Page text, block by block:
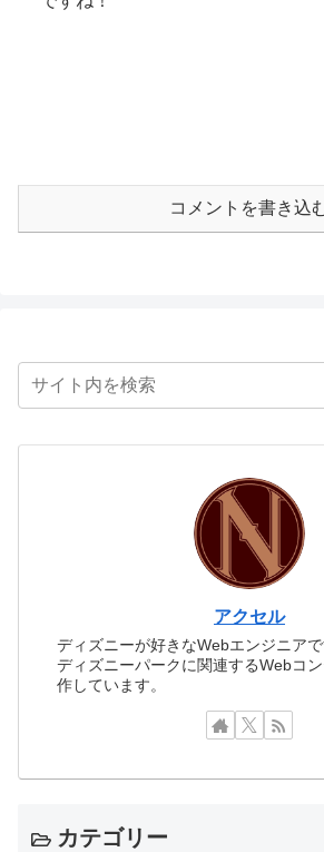
コメントを書き込
アクセル
ディズニーが好きなWebエンジニアで
ディズニーパークに関連するWebコ
作しています。
カテゴリー